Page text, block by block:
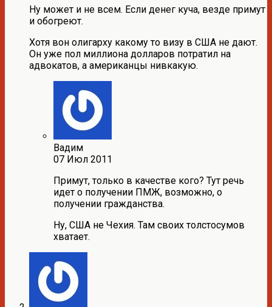
Ну может и не всем. Если денег куча, везде примут
и обогреют.
Хотя вон олигарху какому то визу в США не дают.
Он уже пол миллиона долларов потратил на
адвокатов, а американцы нивкакую.
Вадим
07 Июл 2011
Примут, только в качестве кого? Тут речь
идет о получении ПМЖ, возможно, о
получении гражданства.
Ну, США не Чехия. Там своих толстосумов
хватает.